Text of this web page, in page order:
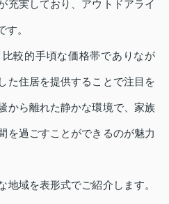
充実しており、アウトドアライ
。
較的手頃な価格帯でありなが
た住居を提供することで注目を
から離れた静かな環境で、家族
を過ごすことができるのが魅力
地域を表形式でご紹介します。